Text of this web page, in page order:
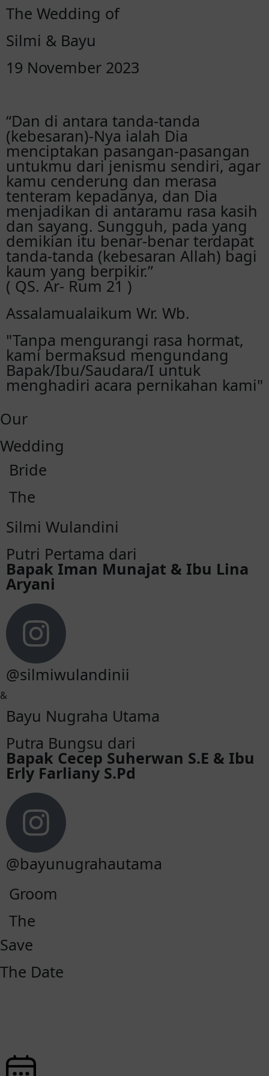
The Wedding of
Silmi & Bayu
19 November 2023
“Dan di antara tanda-tanda
(kebesaran)-Nya ialah Dia
menciptakan pasangan-pasangan
untukmu dari jenismu sendiri, agar
kamu cenderung dan merasa
tenteram kepadanya, dan Dia
menjadikan di antaramu rasa kasih
dan sayang. Sungguh, pada yang
demikian itu benar-benar terdapat
tanda-tanda (kebesaran Allah) bagi
kaum yang berpikir.”
( QS. Ar- Rum 21 )
Assalamualaikum Wr. Wb.
"Tanpa mengurangi rasa hormat,
kami bermaksud mengundang
Bapak/Ibu/Saudara/I untuk
menghadiri acara pernikahan kami"
Our
Wedding
Bride
The
Silmi Wulandini
Putri Pertama dari
Bapak Iman Munajat & Ibu Lina
Aryani
@silmiwulandinii
&
Bayu Nugraha Utama
Putra Bungsu dari
Bapak Cecep Suherwan S.E & Ibu
Erly Farliany S.Pd
@bayunugrahautama
Groom
The
Save
The Date